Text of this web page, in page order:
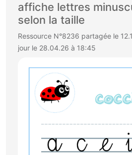
affiche lettres
selon la taille
Ressource N°8236 partagée le
jour le 28.04.26 à 18:45